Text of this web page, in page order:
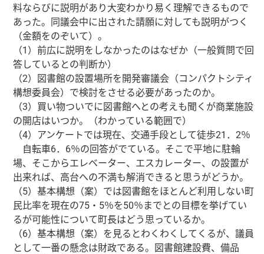
料ならびに説明があり大変わかり易く理解できるもので
あった。同議会中に出された請願に対しても説明がつく
（金額をのぞいて）。
（1）前広に説明をしなかったのはなぜか（一般質問で回
答しているとの判断か）
（2）図書館の設置場所を開発審議会（コンパクトシティ
構想委員会）で検討をさせる必要があったのか。
（3）買い物ついでに図書館へとの考えも聞くが商業施設
の開店はいつか。（わかっている範囲で）
（4）アンケートでは現在、交通手段として徒歩21．2％
自転車6．6％の回答がでている。そこで平地に駐輪
場、そこからエレベーター、エスカレーター、の設置が
出来れば、高台への不満も解消できると思うがどうか。
（5）基本構想（案）では図書館をほとんど利用しない町
民比率を現在の75・5％を50％までとの目標を挙げてい
るが可能性について町長はどう思っているか。
（6）基本構想（案）を見るとわくわくしてくるが、議員
として一番の懸念は財政である。図書館建設費、備品